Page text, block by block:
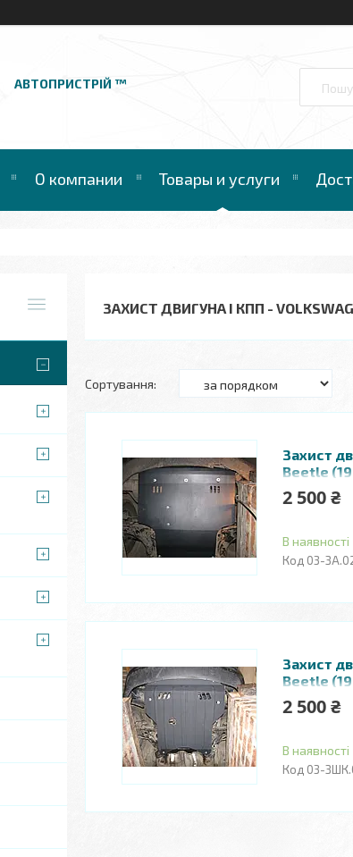
АВТОПРИСТРІЙ ™
О компании Товары и услуги
ЗАХИСТ ДВИГУНА І КПП -
Захист
Beetle
2 500 ₴
В наявності
03-
Захист
Beetle
2 500 ₴
В наявності
03-